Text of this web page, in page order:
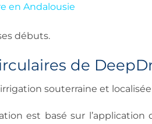
en Andalousie
débuts.
de
souterraine et
est basé sur